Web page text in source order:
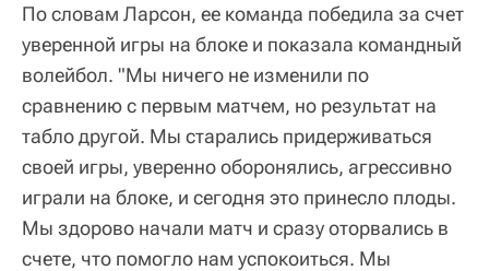
По словам Ларсон, ее команда победила за счет
уверенной игры на блоке и показала командный
волейбол. "Мы ничего не изменили по
сравнению с первым матчем, но результат на
табло другой. Мы старались придерживаться
своей игры, уверенно оборонялись, агрессивно
играли на блоке, и сегодня это принесло плоды.
Мы здорово начали матч и сразу оторвались в
счете, что помогло нам успокоиться. Мы